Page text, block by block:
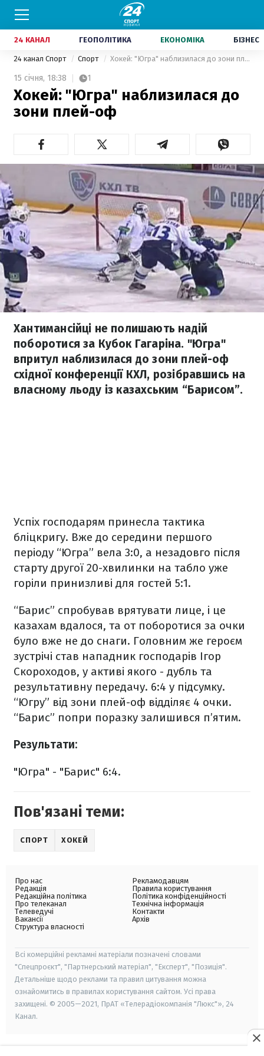
24 КАНАЛ ГЕОПОЛІТИКА ЕКОНОМІКА БІЗНЕС
24 канал Спорт Спорт Хокей: "Югра" наблизилася до зони плей-оф
15 січня, 18:38 1
Хокей: "Югра" наблизилася до
зони плей-оф
Хантимансійці не полишають надій
поборотися за Кубок Гагаріна. "Югра"
впритул наблизилася до зони плей-оф
східної конференції КХЛ, розібравшись на
власному льоду із казахським “Барисом”.
Успіх господарям принесла тактика
бліцкригу. Вже до середини першого
періоду “Югра” вела 3:0, а незадовго після
старту другої 20-хвилинки на табло уже
горіли принизливі для гостей 5:1.
“Барис” спробував врятувати лице, і це
казахам вдалося, та от поборотися за очки
було вже не до снаги. Головним же героєм
зустрічі став нападник господарів Ігор
Скороходов, у активі якого - дубль та
результативну передачу. 6:4 у підсумку.
“Югру” від зони плей-оф відділяє 4 очки.
“Барис” попри поразку залишився п’ятим.
Результати:
"Югра" - "Барис" 6:4.
Пов'язані теми:
СПОРТ ХОКЕЙ
Про нас
Редакція
Редакційна політика
Про телеканал
Телеведучі
Вакансії
Структура власності
Рекламодавцям
Правила користування
Політика конфіденційності
Технічна інформація
Контакти
Архів
Всі комерційні рекламні матеріали позначені словами
"Спецпроєкт", "Партнерський матеріал", "Експерт", "Позиція".
Детальніше щодо реклами та правил цитування можна
ознайомитись в правилах користування сайтом. Усі права
захищені. © 2005—2021, ПрАТ «Телерадіокомпанія "Люкс"», 24
Канал.